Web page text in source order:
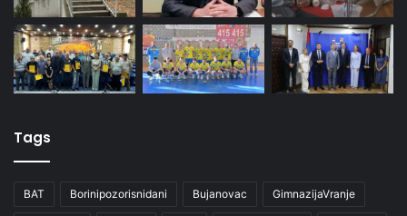
Tags
BAT Borinipozorisnidani Bujanovac GimnazijaVranje